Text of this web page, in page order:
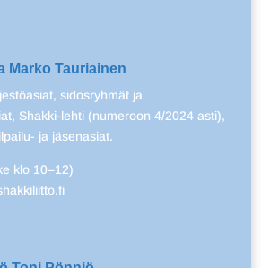
Marko Tauriainen
sidosryhmät ja
Shakki-lehti (numeroon 4/2024 asti),
ja jäsenasiat.
klo 10–12)